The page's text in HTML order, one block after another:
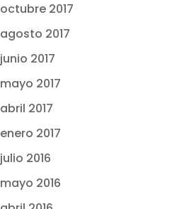
octubre 2017
agosto 2017
junio 2017
mayo 2017
abril 2017
enero 2017
julio 2016
mayo 2016